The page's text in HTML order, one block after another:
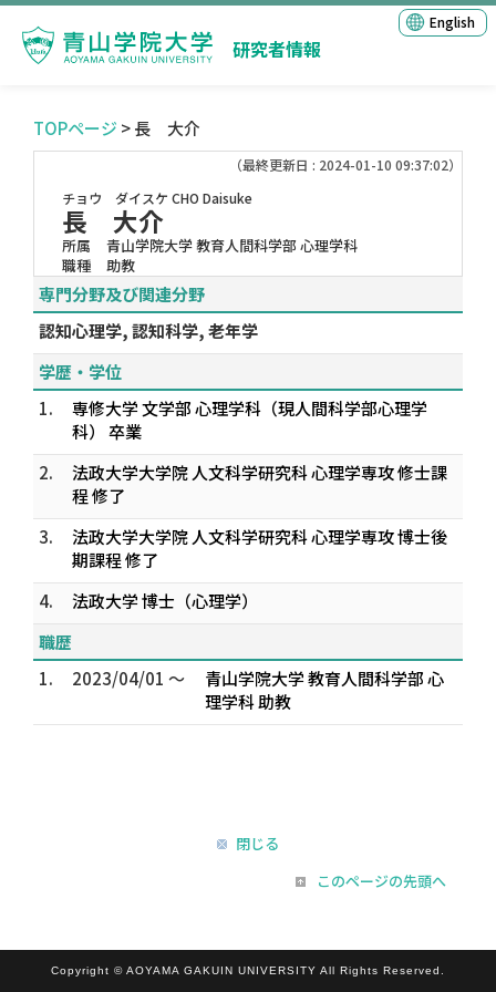
研究者情報
English
TOPページ > 長 大介
（最終更新日 : 2024-01-10 09:37:02）
チョウ ダイスケ CHO Daisuke
長 大介
所属
青山学院大学 教育人間科学部 心理学科
職種
助教
専門分野及び関連分野
認知心理学, 認知科学, 老年学
学歴・学位
1.
専修大学 文学部 心理学科（現人間科学部心理学
科） 卒業
2.
法政大学大学院 人文科学研究科 心理学専攻 修士課
程 修了
3.
法政大学大学院 人文科学研究科 心理学専攻 博士後
期課程 修了
4.
法政大学 博士（心理学）
職歴
1.
2023/04/01 ～
青山学院大学 教育人間科学部 心
理学科 助教
閉じる
このページの先頭へ
Copyright © AOYAMA GAKUIN UNIVERSITY All Rights Reserved.